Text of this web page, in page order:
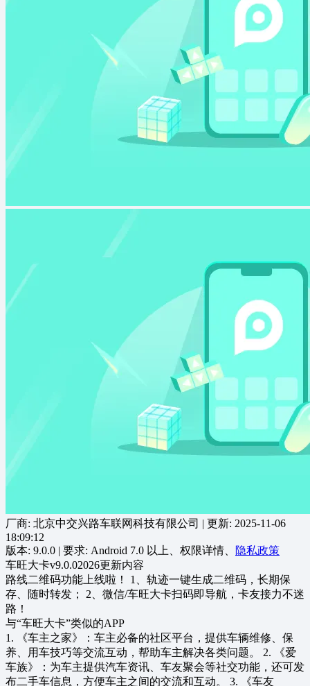
厂商: 北京中交兴路车联网科技有限公司 | 更新: 2025-11-06
18:09:12
版本: 9.0.0 | 要求: Android 7.0 以上、 权限详情
隐私政策
车旺大卡v9.0.02026更新内容
路线二维码功能上线啦！ 1、轨迹一键生成二维码，长期保
存、随时转发； 2、微信/车旺大卡扫码即导航，卡友接力不迷
路！
与“车旺大卡”类似的APP
1. 《车主之家》：车主必备的社区平台，提供车辆维修、保
养、用车技巧等交流互动，帮助车主解决各类问题。 2. 《爱
车族》：为车主提供汽车资讯、车友聚会等社交功能，还可发
布二手车信息，方便车主之间的交流和互动。 3. 《车友